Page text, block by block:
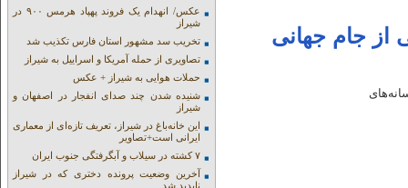
از جام جهانی
عکس/ انهدام یک فروند پهپاد هرمس ۹۰۰ در
شیراز
تخریب سد مشهور استان فارس تکذیب شد
تصاویری از حمله آمریکا و اسراییل به شیراز
حملات هوایی به شیراز + عکس
شنیده شدن چند صدای انفجار در اصفهان و
شیراز
این خانه‌باغ در شیراز، تعریف تازه‌ای از معماری
ایرانی است+تصاویر
۷ کشته در سیلاب و آبگرفتگی جنوب ایران
آخرین وضعیت پرونده دختری که در شیراز
ناپدید شد